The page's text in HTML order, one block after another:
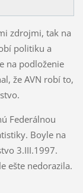
zdrojmi, tak na
politiku a
na podloženie
že AVN robí to,
Federálnou
Boyle na
3.III.1997.
ešte nedorazila.